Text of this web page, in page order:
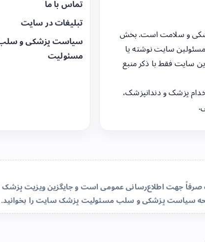
و سلامت است. بخش
سایت نوشته یا
سایت فقط با ذکر منبع
پزشک و دندانپزشک،
تماس با ما
تبلیغات در سایت
سیاست پزشکی و
مسئولیت
صرفاً جهت اطلاع‌رسانی عمومی است و جایگزین ویزیت
سیاست پزشکی و سلب مسئولیت پزشک سایترا بخوانید.